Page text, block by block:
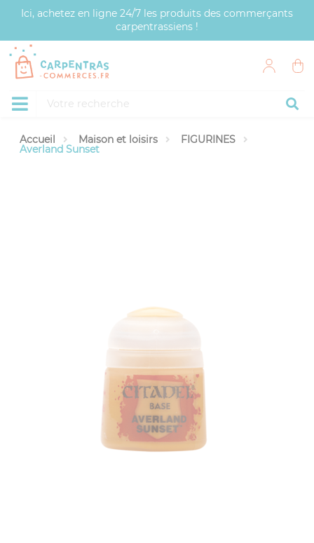
Ici, achetez en ligne 24/7 les produits des commerçants
carpentrassiens !
Accueil Maison et loisirs FIGURINES
Averland Sunset
Panneau de gestion des cookies